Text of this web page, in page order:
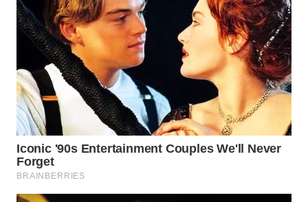
WN
INDRAMAYU
WN
KUNINGAN
WN
MAJALENGKA
WN
SUBANG